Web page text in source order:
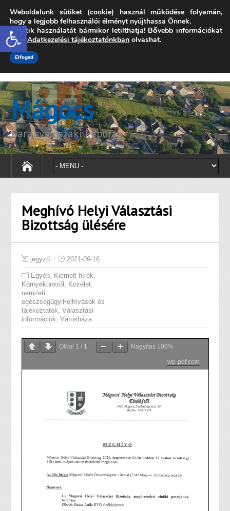
Open toolbar
7342 Mágocs, Szabadság utca 39.
onkormanyzat@magocs.hu +36 (72) 451 110
Elérhetőségek
Mágocs
Baranya északi kapuja
Meghívó Helyi Választási
Bizottság ülésére
jegyző 2021-09-16
Egyéb Kiemelt hírek
Környékünkről Közélet
nemzeti
egészségügyiFelhívások és
tájékoztatók ,Választási
információk ,Városháza
Oldal 1 / 1 Nagyítás 100%
wp-pdf.com
Weboldalunk sütiket (cookie) használ működése folyamán,
hogy a legjobb felhasználói élményt nyújthassa Önnek.
A sütik használatát bármikor letilthatja! Bővebb információkat
erről Adatkezelési tájékoztatónkban olvashat.
Elfogad